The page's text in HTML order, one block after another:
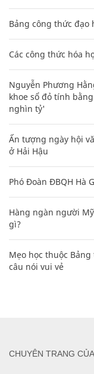
Bảng công thức đạo
Các công thức hóa
Nguyễn Phương
khoe sổ đỏ tính
nghìn tỷ'
Ấn tượng ngày hội
ở Hải Hậu
Phó Đoàn ĐBQH Hà
Hàng ngàn người
gì?
Mẹo học thuộc
câu nói vui vẻ
CHUYÊN TRANG